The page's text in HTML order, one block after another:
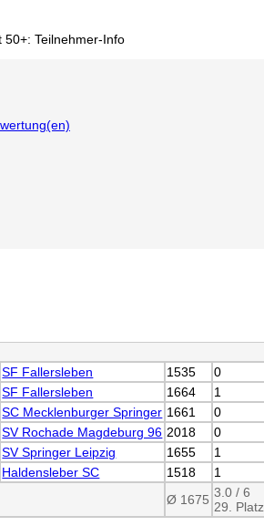
50+: Teilnehmer-Info
SF Fallersleben 1535
0
SF Fallersleben 1664
1
SC Mecklenburger Springer 1661
0
SV Rochade Magdeburg 96 2018
0
SV Springer Leipzig 1655
1
Haldensleber SC 1518
1
Ø 1675 3.0 / 6
29. Platz